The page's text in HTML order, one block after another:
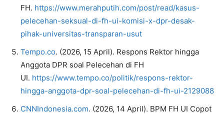
FH. https://www.merahputih.com/post/read/kasus-
pelecehan-seksual-di-fh-ui-komisi-x-dpr-desak-
pihak-universitas-transparan-usut
Tempo.co. (2026, 15 April). Respons Rektor hingga
Anggota DPR soal Pelecehan di FH
UI. https://www.tempo.co/politik/respons-rektor-
hingga-anggota-dpr-soal-pelecehan-di-fh-ui-2129088
CNNIndonesia.com. (2026, 14 April). BPM FH UI Copot